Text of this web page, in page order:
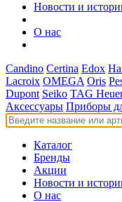
Новости и
О нас
Candino Certina Edox
Lacroix OMEGA Oris
Dupont Seiko TAG
Аксессуары Приборы
Каталог
Бренды
Акции
Новости и
О нас